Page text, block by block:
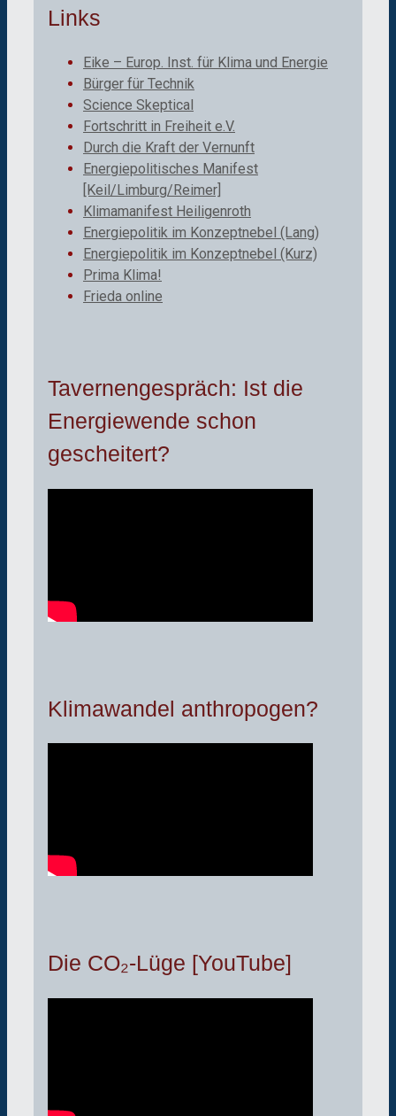
Links
Eike – Europ. Inst. für Klima und Energie
Bürger für Technik
Science Skeptical
Fortschritt in Freiheit e.V.
Durch die Kraft der Vernunft
Energiepolitisches Manifest
[Keil/Limburg/Reimer]
Klimamanifest Heiligenroth
Energiepolitik im Konzeptnebel (Lang)
Energiepolitik im Konzeptnebel (Kurz)
Prima Klima!
Frieda online
Tavernengespräch: Ist die
Energiewende schon
gescheitert?
Klimawandel anthropogen?
Die CO₂-Lüge [YouTube]